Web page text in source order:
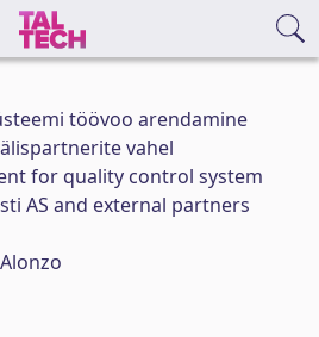
töövoo arendamine
vahel
for quality control system
AS and external partners